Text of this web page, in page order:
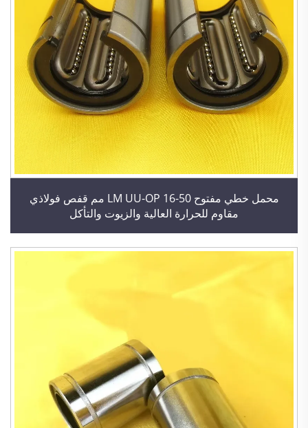
محمل خطي مفتوح LM UU-OP 16-50 مم قفص فولاذي
مقاوم للحرارة العالية والزيوت والتأكل